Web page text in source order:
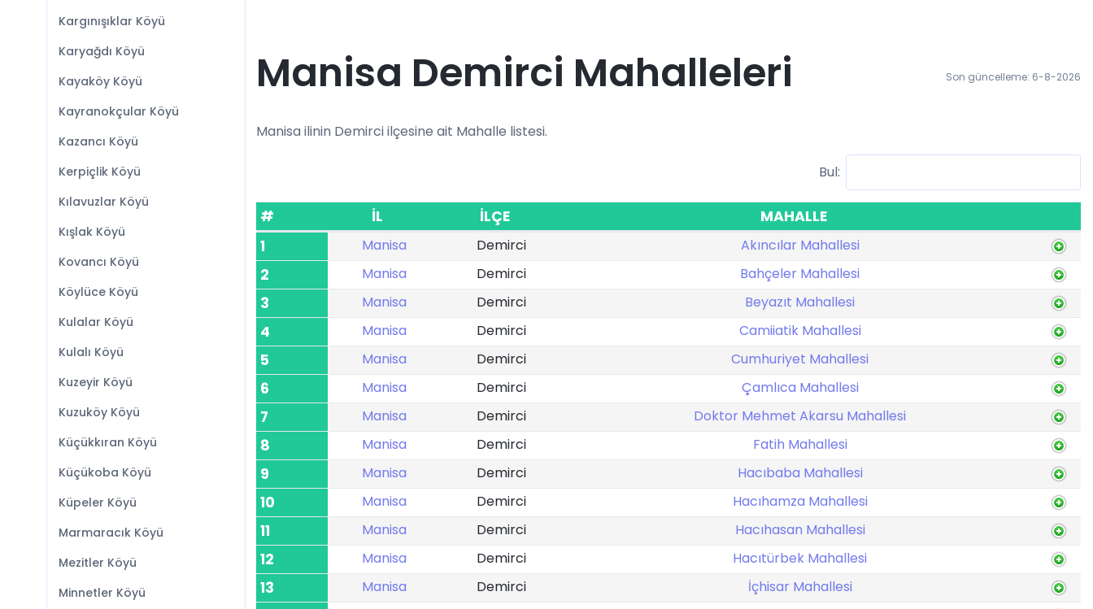
Kargınışıklar Köyü
Karyağdı Köyü
Kayaköy Köyü
Kayranokçular Köyü
Kazancı Köyü
Kerpiçlik Köyü
Kılavuzlar Köyü
Kışlak Köyü
Kovancı Köyü
Köylüce Köyü
Kulalar Köyü
Kulalı Köyü
Kuzeyir Köyü
Kuzuköy Köyü
Küçükkıran Köyü
Küçükoba Köyü
Küpeler Köyü
Marmaracık Köyü
Mezitler Köyü
Minnetler Köyü
Manisa Demirci Mahalleleri Son güncelleme: 6-8-2026
Manisa ilinin Demirci ilçesine ait Mahalle listesi.
Bul:
# İL İLÇE
MAHALLE
1
Manisa Demirci Akıncılar Mahallesi
2 Manisa Demirci Bahçeler Mahallesi
3 Manisa Demirci Beyazıt Mahallesi
4 Manisa Demirci Camiiatik Mahallesi
5 Manisa Demirci Cumhuriyet Mahallesi
6 Manisa Demirci Çamlıca Mahallesi
7 Manisa Demirci Doktor Mehmet Akarsu Mahallesi
8 Manisa Demirci Fatih Mahallesi
9 Manisa Demirci Hacıbaba Mahallesi
10 Manisa Demirci Hacıhamza Mahallesi
11 Manisa Demirci Hacıhasan Mahallesi
12 Manisa Demirci Hacıtürbek Mahallesi
13 Manisa Demirci İçhisar Mahallesi